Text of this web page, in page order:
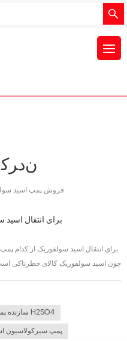
فروش پمپ اسید
برای انتقال اسید
برای انتقال اسید سولفوریک از کدام
چون اسید سولفوریک کالای خطرناکی
سازنده پمپ شیمیایی H2SO4
پمپ سیرکولاسیون